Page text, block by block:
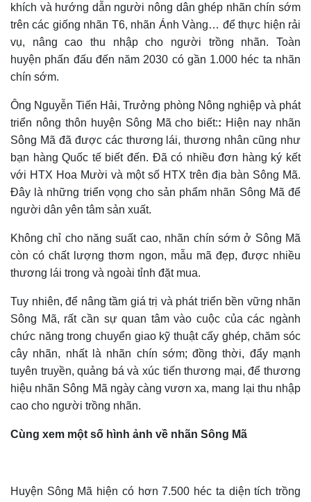
khích và hướng dẫn người nông dân ghép nhãn chín sớm
trên các giống nhãn T6, nhãn Ánh Vàng… để thực hiện rải
vụ, nâng cao thu nhập cho người trồng nhãn. Toàn
huyện phấn đấu đến năm 2030 có gần 1.000 héc ta nhãn
chín sớm.
Ông Nguyễn Tiến Hải, Trưởng phòng Nông nghiệp và phát
triển nông thôn huyện Sông Mã cho biết:: Hiện nay nhãn
Sông Mã đã được các thương lái, thương nhân cũng như
bạn hàng Quốc tế biết đến. Đã có nhiều đơn hàng ký kết
với HTX Hoa Mười và một số HTX trên địa bàn Sông Mã.
Đây là những triển vọng chosản phẩm nhãn Sông Mã để
người dân yên tâm sản xuất.
Không chỉ cho năng suất cao, nhãn chín sớm ở Sông Mã
còn có chất lượng thơm ngon, mẫu mã đẹp, được nhiều
thương lái trong và ngoài tỉnh đặt mua.
Tuy nhiên, để nâng tầm giá trị và phát triển bền vững nhãn
Sông Mã, rất cần sự quan tâm vào cuộc của các ngành
chức năng trong chuyển giao kỹ thuật cấy ghép, chăm sóc
cây nhãn, nhất là nhãn chín sớm; đồng thời, đẩy mạnh
tuyên truyền, quảng bá và xúc tiến thương mại, để thương
hiệu nhãn Sông Mã ngày càng vươn xa, mang lại thu nhập
cao cho người trồng nhãn.
Cùng xem một số hình ảnh về nhãn Sông Mã
Huyện Sông Mã hiện có hơn 7.500 héc ta diện tích trồng